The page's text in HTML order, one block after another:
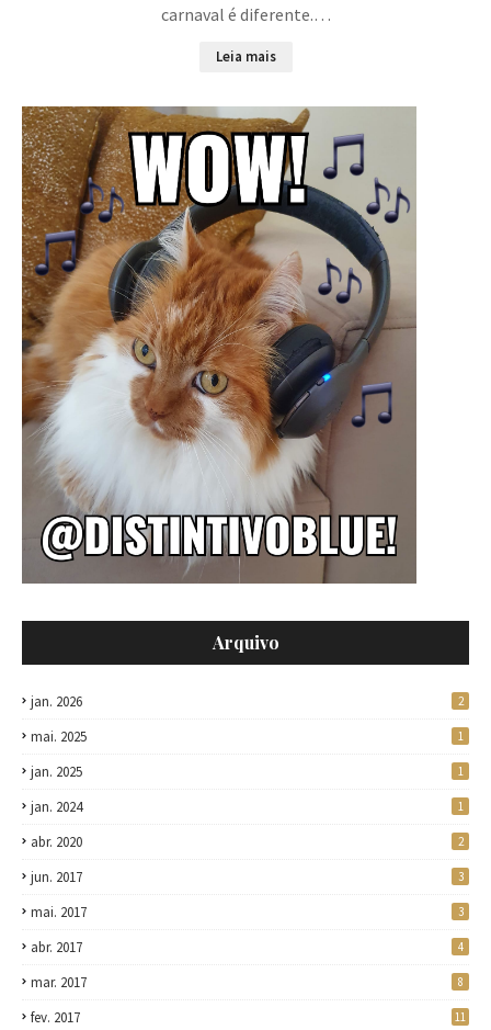
carnaval é diferente.…
Leia mais
Arquivo
jan. 2026 2
mai. 2025 1
jan. 2025 1
jan. 2024 1
abr. 2020 2
jun. 2017 3
mai. 2017 3
abr. 2017 4
mar. 2017 8
fev. 2017 11